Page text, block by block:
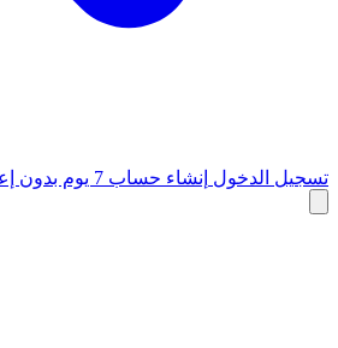
تسجيل الدخول إنشاء حساب 7 يوم بدون إعلانات